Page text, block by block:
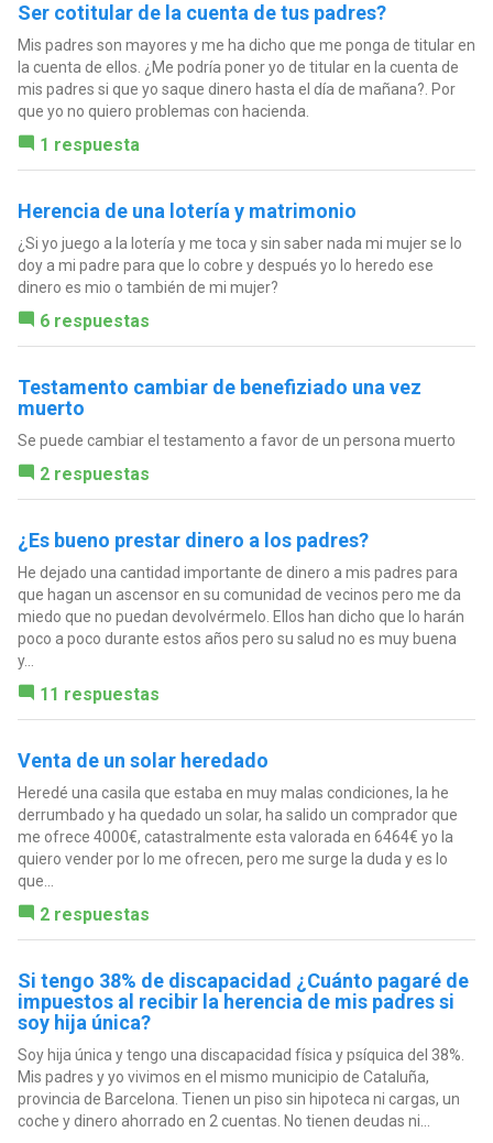
Ser cotitular de la cuenta de tus padres?
Mis padres son mayores y me ha dicho que me ponga de titular en
la cuenta de ellos. ¿Me podría poner yo de titular en la cuenta de
mis padres si que yo saque dinero hasta el día de mañana?. Por
que yo no quiero problemas con hacienda.
1 respuesta
Herencia de una lotería y matrimonio
¿Si yo juego a la lotería y me toca y sin saber nada mi mujer se lo
doy a mi padre para que lo cobre y después yo lo heredo ese
dinero es mio o también de mi mujer?
6 respuestas
Testamento cambiar de benefiziado una vez
muerto
Se puede cambiar el testamento a favor de un persona muerto
2 respuestas
¿Es bueno prestar dinero a los padres?
He dejado una cantidad importante de dinero a mis padres para
que hagan un ascensor en su comunidad de vecinos pero me da
miedo que no puedan devolvérmelo. Ellos han dicho que lo harán
poco a poco durante estos años pero su salud no es muy buena
y...
11 respuestas
Venta de un solar heredado
Heredé una casila que estaba en muy malas condiciones, la he
derrumbado y ha quedado un solar, ha salido un comprador que
me ofrece 4000€, catastralmente esta valorada en 6464€ yo la
quiero vender por lo me ofrecen, pero me surge la duda y es lo
que...
2 respuestas
Si tengo 38% de discapacidad ¿Cuánto pagaré de
impuestos al recibir la herencia de mis padres si
soy hija única?
Soy hija única y tengo una discapacidad física y psíquica del 38%.
Mis padres y yo vivimos en el mismo municipio de Cataluña,
provincia de Barcelona. Tienen un piso sin hipoteca ni cargas, un
coche y dinero ahorrado en 2 cuentas. No tienen deudas ni...